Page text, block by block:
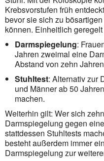
Krebsvorstufen früh
bevor sie sich zu
können. Einheitlich
Darmspiegelung:
Jahren zweimal eine
Abstand von zehn
Stuhltest: Alternativ zur
und Männer ab 50
machen.
Weiterhin gilt: Wer sich
Darmspiegelung gegen
stattdessen Stuhltests
besteht außerdem immer
Darmspiegelung zur